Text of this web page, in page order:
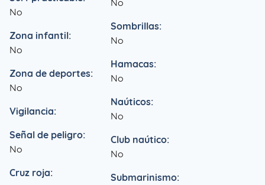
No
Zona infantil:
No
Zona de deportes:
No
Vigilancia:
Señal de peligro:
No
Cruz roja:
No
Sombrillas:
No
Hamacas:
No
Naúticos:
No
Club naútico:
No
Submarinismo: